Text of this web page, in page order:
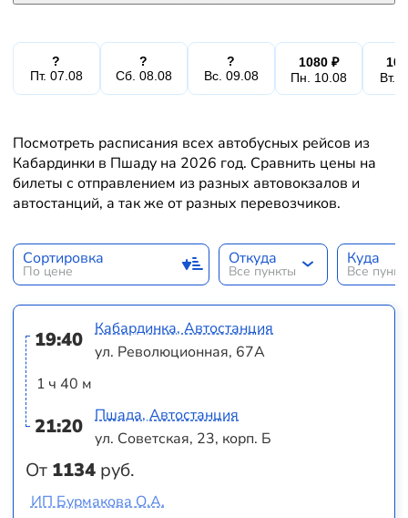
?
Пт. 07.08
?
Сб. 08.08
?
Вс. 09.08
1080 ₽
Пн. 10.08
Вт.
Посмотреть расписания всех автобусных рейсов из
Кабардинки в Пшаду на 2026 год. Сравнить цены на
билеты с отправлением из разных автовокзалов и
автостанций, а так же от разных перевозчиков.
Сортировка
По цене
Откуда
Все пункты
Куда
Все
19:40
1 ч 40 м
21:20
От 1134 руб.
Кабардинка, Автостанция
ул. Революционная, 67А
Пшада, Автостанция
ул. Советская, 23, корп. Б
ИП Бурмакова О.А.